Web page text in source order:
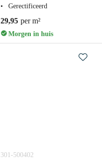
Gerectificeerd
29,95 per m²
Morgen in huis
301-500402